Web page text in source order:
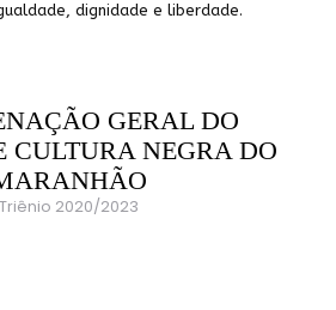
dignidade e liberdade.
GERAL DO
CULTURA NEGRA DO
Triênio 2020/2023